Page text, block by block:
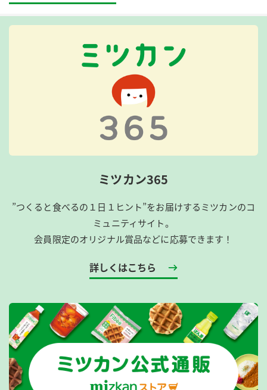
ミツカン365
”つくると食べるの１日１ヒント”をお届けするミツカンのコ
ミュニティサイト。
会員限定のオリジナル賞品などに応募できます！
詳しくはこちら